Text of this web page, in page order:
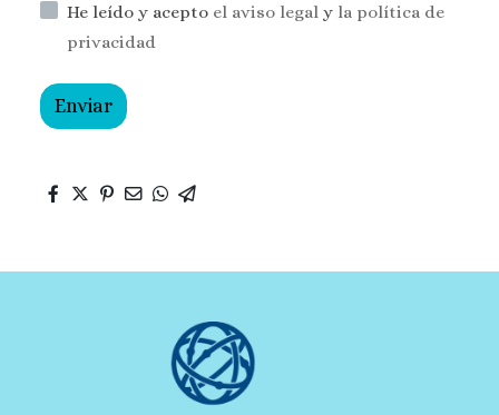
He leído y acepto el aviso legal y la política de
privacidad
Enviar